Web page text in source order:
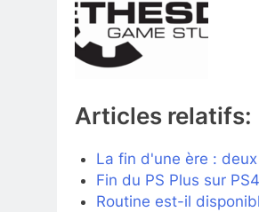
Articles relatifs:
La fin d'une ère :
Fin du PS Plus sur
Routine est-il